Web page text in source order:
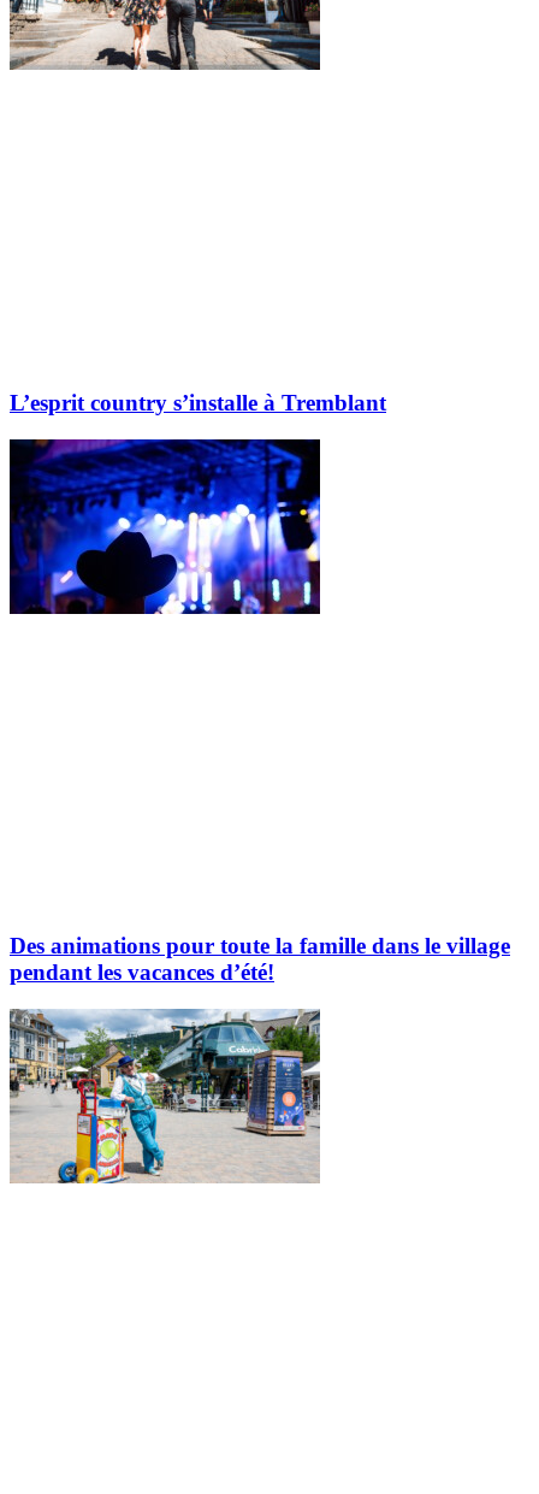
L’esprit country s’installe à Tremblant
Des animations pour toute la famille dans le village
pendant les vacances d’été!